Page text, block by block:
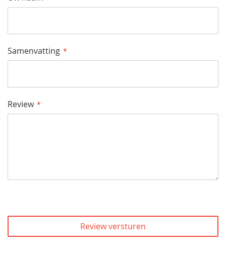
Samenvatting
Review
Review versturen